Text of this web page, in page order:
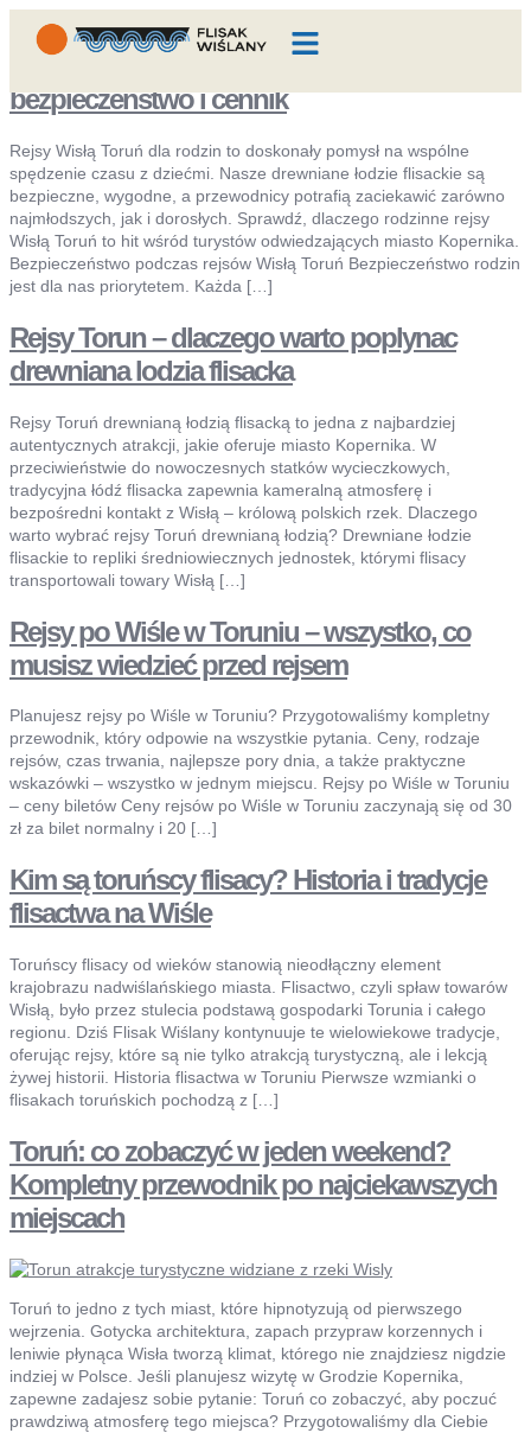
Rejsy Wisłą Toruń dla rodzin – atrakcje,
bezpieczeństwo i cennik
Rejsy Wisłą Toruń dla rodzin to doskonały pomysł na wspólne
spędzenie czasu z dziećmi. Nasze drewniane łodzie flisackie są
bezpieczne, wygodne, a przewodnicy potrafią zaciekawić zarówno
najmłodszych, jak i dorosłych. Sprawdź, dlaczego rodzinne rejsy
Wisłą Toruń to hit wśród turystów odwiedzających miasto Kopernika.
Bezpieczeństwo podczas rejsów Wisłą Toruń Bezpieczeństwo rodzin
jest dla nas priorytetem. Każda […]
Rejsy Torun – dlaczego warto poplynac
drewniana lodzia flisacka
Rejsy Toruń drewnianą łodzią flisacką to jedna z najbardziej
autentycznych atrakcji, jakie oferuje miasto Kopernika. W
przeciwieństwie do nowoczesnych statków wycieczkowych,
tradycyjna łódź flisacka zapewnia kameralną atmosferę i
bezpośredni kontakt z Wisłą – królową polskich rzek. Dlaczego
warto wybrać rejsy Toruń drewnianą łodzią? Drewniane łodzie
flisackie to repliki średniowiecznych jednostek, którymi flisacy
transportowali towary Wisłą […]
Rejsy po Wiśle w Toruniu – wszystko, co
musisz wiedzieć przed rejsem
Planujesz rejsy po Wiśle w Toruniu? Przygotowaliśmy kompletny
przewodnik, który odpowie na wszystkie pytania. Ceny, rodzaje
rejsów, czas trwania, najlepsze pory dnia, a także praktyczne
wskazówki – wszystko w jednym miejscu. Rejsy po Wiśle w Toruniu
– ceny biletów Ceny rejsów po Wiśle w Toruniu zaczynają się od 30
zł za bilet normalny i 20 […]
Kim są toruńscy flisacy? Historia i tradycje
flisactwa na Wiśle
Toruńscy flisacy od wieków stanowią nieodłączny element
krajobrazu nadwiślańskiego miasta. Flisactwo, czyli spław towarów
Wisłą, było przez stulecia podstawą gospodarki Torunia i całego
regionu. Dziś Flisak Wiślany kontynuuje te wielowiekowe tradycje,
oferując rejsy, które są nie tylko atrakcją turystyczną, ale i lekcją
żywej historii. Historia flisactwa w Toruniu Pierwsze wzmianki o
flisakach toruńskich pochodzą z […]
Toruń: co zobaczyć w jeden weekend?
Kompletny przewodnik po najciekawszych
miejscach
Toruń to jedno z tych miast, które hipnotyzują od pierwszego
wejrzenia. Gotycka architektura, zapach przypraw korzennych i
leniwie płynąca Wisła tworzą klimat, którego nie znajdziesz nigdzie
indziej w Polsce. Jeśli planujesz wizytę w Grodzie Kopernika,
zapewne zadajesz sobie pytanie: Toruń co zobaczyć, aby poczuć
prawdziwą atmosferę tego miejsca? Przygotowaliśmy dla Ciebie